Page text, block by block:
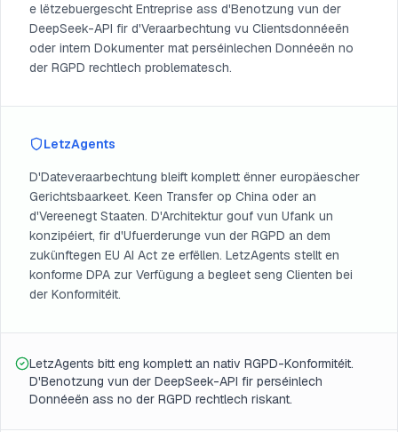
e lëtzebuergescht Entreprise ass d'Benotzung vun der
DeepSeek-API fir d'Veraarbechtung vu Clientsdonnéeën
oder intern Dokumenter mat perséinlechen Donnéeën no
der RGPD rechtlech problematesch.
LetzAgents
D'Dateveraarbechtung bleift komplett ënner europäescher
Gerichtsbaarkeet. Keen Transfer op China oder an
d'Vereenegt Staaten. D'Architektur gouf vun Ufank un
konzipéiert, fir d'Ufuerderunge vun der RGPD an dem
zukünftegen EU AI Act ze erfëllen. LetzAgents stellt en
konforme DPA zur Verfügung a begleet seng Clienten bei
der Konformitéit.
LetzAgents bitt eng komplett an nativ RGPD-Konformitéit.
D'Benotzung vun der DeepSeek-API fir perséinlech
Donnéeën ass no der RGPD rechtlech riskant.